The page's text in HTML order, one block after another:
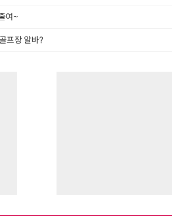
여~
프장 알바?